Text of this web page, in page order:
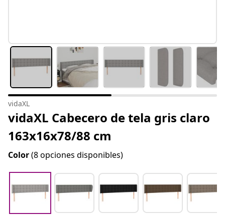
vidaXL
vidaXL Cabecero de tela gris claro
163x16x78/88 cm
Color(8 opciones disponibles)